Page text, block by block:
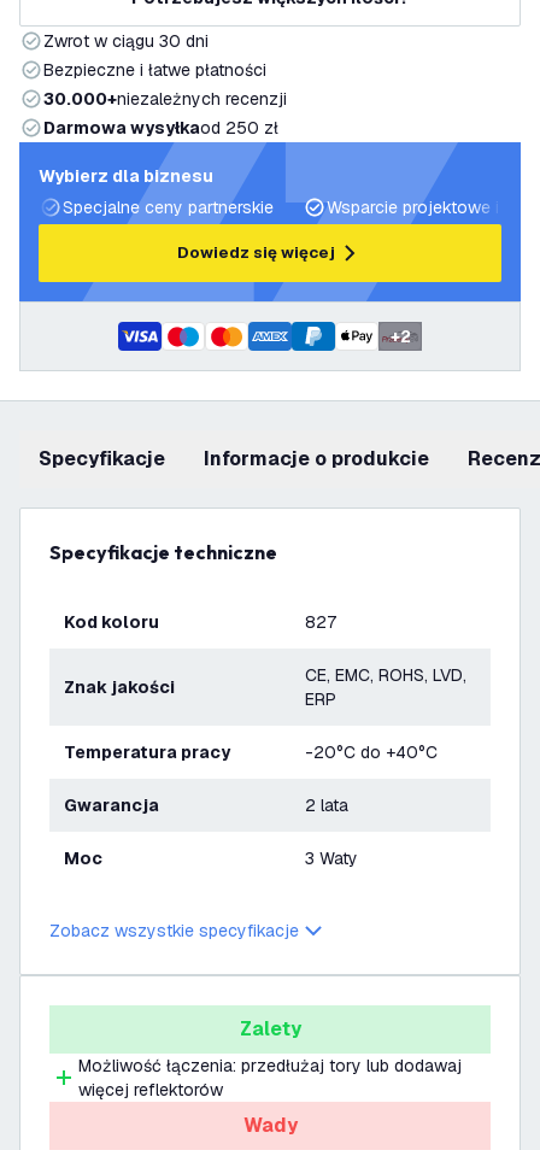
Zwrot w ciągu 30 dni
Bezpieczne i łatwe płatności
30.000+niezależnych recenzji
Darmowa wysyłkaod 250 zł
Wybierz dla biznesu
Specjalne ceny partnerskie
Wsparcie projektowe i
Dowiedz się więcej
+2
Specyfikacje informacje o produkcie
Specyfikacje techniczne
Kod koloru 827
Znak jakości
CE, EMC, ROHS, LVD,
ERP
Temperatura pracy -20°C do +40°C
Gwarancja 2 lata
Moc 3 Waty
Zobacz wszystkie specyfikacje
Zalety
Możliwość łączenia: przedłużaj tory lub dodawaj
więcej reflektorów
Wady